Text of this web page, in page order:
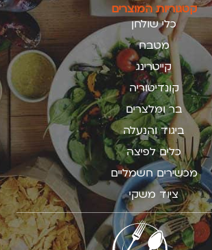
קטגוריות המוצרים
כלי שולחן
מטבח
קייטרינג
קונדיטוריה
בר ומלצרים
ביגוד והנעלה
כלים לפיצה
מכשירים חשמליים
ציוד משקי